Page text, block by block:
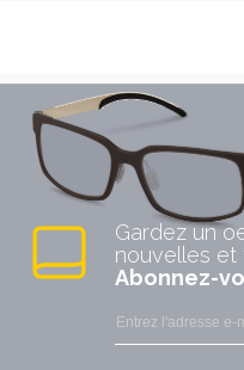
Gardez un
nouvelles et
Abonnez-